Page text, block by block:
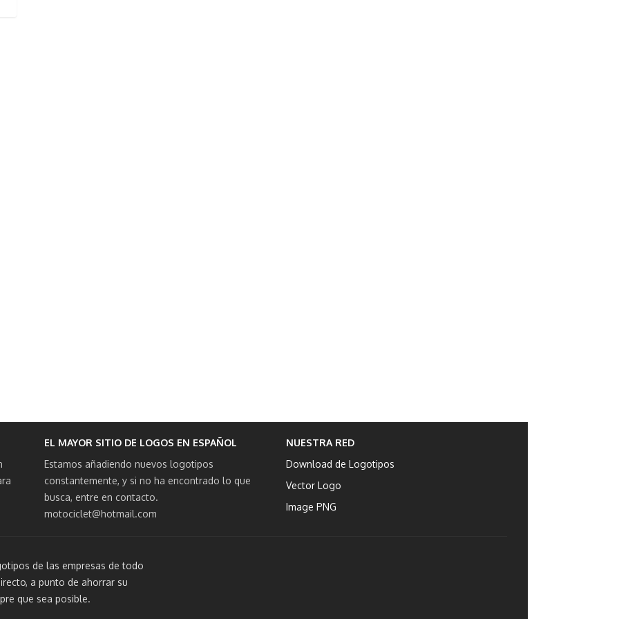
EL MAYOR SITIO DE LOGOS EN ESPAÑOL
Estamos añadiendo nuevos logotipos
constantemente, y si no ha encontrado lo que
busca, entre en contacto.
motociclet@hotmail.com
NUESTRA RED
Download de Logotipos
Vector Logo
Image PNG
de las empresas de todo
a punto de ahorrar su
que sea posible.